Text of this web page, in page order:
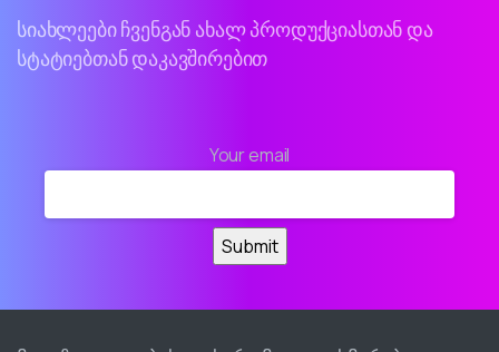
სიახლეები ჩვენგან ახალ პროდუქციასთან და
სტატიებთან დაკავშირებით
Your email